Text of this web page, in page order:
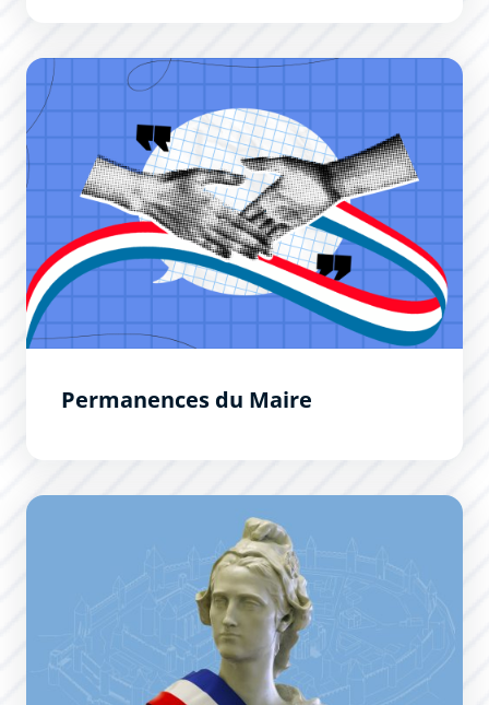
Permanences du Maire
Permanences du Maire
Le Conseil Municipal